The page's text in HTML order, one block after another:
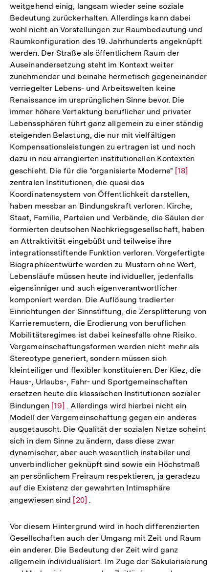
weitgehend einig, langsam wieder seine soziale
Bedeutung zurückerhalten. Allerdings kann dabei
wohl nicht an Vorstellungen zur Raumbedeutung und
Raumkonfiguration des 19. Jahrhunderts angeknüpft
werden. Der Straße als öffentlichem Raum der
Auseinandersetzung steht im Kontext weiter
zunehmender und beinahe hermetisch gegeneinander
verriegelter Lebens- und Arbeitswelten keine
Renaissance im ursprünglichen Sinne bevor. Die
immer höhere Vertaktung beruflicher und privater
Lebenssphären führt ganz allgemein zu einer ständig
steigenden Belastung, die nur mit vielfältigen
Kompensationsleistungen zu ertragen ist und noch
dazu in neu arrangierten institutionellen Kontexten
geschieht. Die für die "organisierte Moderne" Zur
der
Fußnote
[18]
zentralen Institutionen, die quasi das
Koordinatensystem von Öffentlichkeit darstellen,
haben messbar an Bindungskraft verloren. Kirche,
Staat, Familie, Parteien und Verbände, die Säulen der
formierten deutschen Nachkriegsgesellschaft, haben
an Attraktivität eingebüßt und teilweise ihre
integrationsstiftende Funktion verloren. Vorgefertigte
Biographieentwürfe werden zu Mustern ohne Wert,
Lebensläufe müssen heute individueller, jedenfalls
eigensinniger und auch eigenverantwortlicher
komponiert werden. Die Auflösung tradierter
Einrichtungen der Sinnstiftung, die Zersplitterung von
Karrieremustern, die Erodierung von beruflichen
Mobilitätsregimes ist dabei keinesfalls ohne Risiko.
Vergemeinschaftungsformen werden nicht mehr als
Stereotype generiert, sondern müssen sich
kleinteiliger und flexibler konstituieren. Der Kiez, die
Haus-, Urlaubs-, Fahr- und Sportgemeinschaften
ersetzen heute die klassischen Institutionen sozialer
Bindungen Zur
Auflösung
der
Fußnote
[19] . Allerdings wird hierbei nicht ein
Modell der Vergemeinschaftung gegen ein anderes
ausgetauscht. Die Qualität der sozialen Netze scheint
sich in dem Sinne zu ändern, dass diese zwar
dynamischer, aber auch wesentlich instabiler und
unverbindlicher geknüpft sind sowie ein Höchstmaß
an persönlichem Freiraum respektieren, ja geradezu
auf die Existenz der gewahrten Intimsphäre
angewiesen sind Zur
der
Fußnote
[20] .
Vor diesem Hintergrund wird in hoch differenzierten
Gesellschaften auch der Umgang mit Zeit und Raum
ein anderer. Die Bedeutung der Zeit wird ganz
allgemein individualisiert. Im Zuge der Säkularisierung
Zum